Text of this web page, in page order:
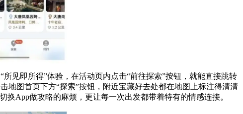
见即所得”体验，在活动页内点击“前往探索”按钮，就能直接跳转
地图首页下方“探索”按钮，附近宝藏好去处都在地图上标注得清清
App做攻略的麻烦，更让每一次出发都带着特有的情感连接。